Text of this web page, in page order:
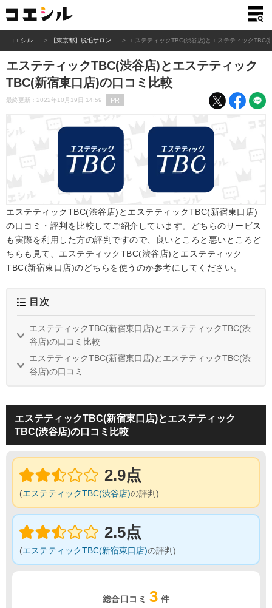
コエシル 【東京都】脱毛サロン エステティックTBC(渋谷店)とエステティックTBC(
エステティックTBC(渋谷店)とエステティック
TBC(新宿東口店)の口コミ比較
最終更新：2022年10月19日 14:59 PR
エステティックTBC(渋谷店)とエステティックTBC(新宿東口店)
の口コミ・評判を比較してご紹介しています。どちらのサービス
も実際を利用した方の評判ですので、良いところと悪いところど
ちらも見て、エステティックTBC(渋谷店)とエステティック
TBC(新宿東口店)のどちらを使うのか参考にしてください。
目次
エステティックTBC(新宿東口店)とエステティックTBC(渋
谷店)の口コミ比較
エステティックTBC(新宿東口店)とエステティックTBC(渋
谷店)の口コミ
エステティックTBC(新宿東口店)とエステティック
TBC(渋谷店)の口コミ比較
2.9点
(エステティックTBC(渋谷店)の評判)
2.5点
(エステティックTBC(新宿東口店)の評判)
総合口コミ 3 件